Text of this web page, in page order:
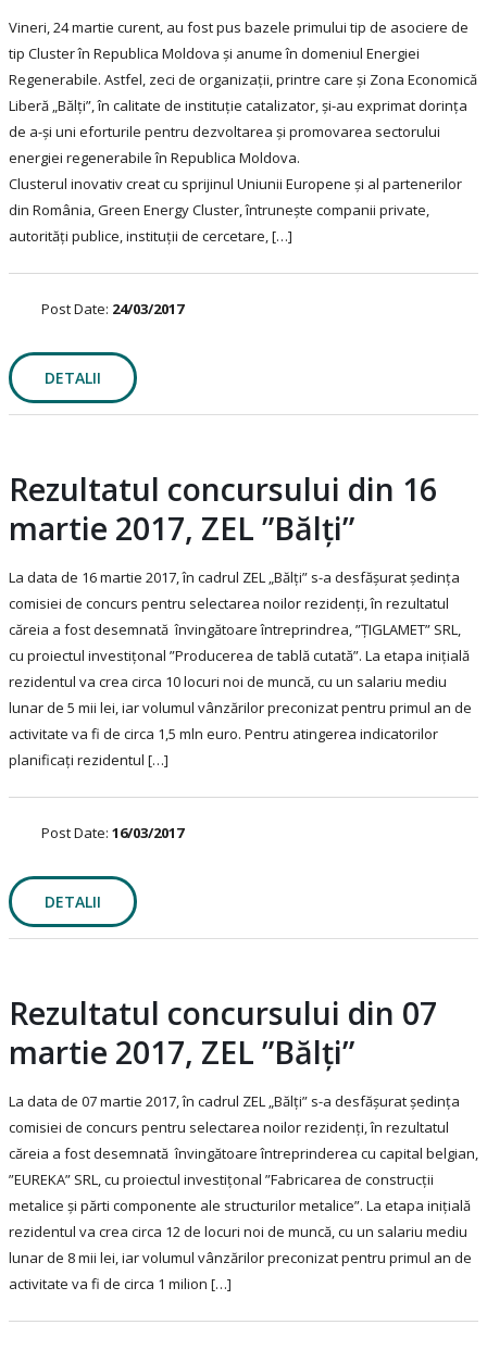
Vineri, 24 martie curent, au fost pus bazele primului tip de asociere de
tip Cluster în Republica Moldova și anume în domeniul Energiei
Regenerabile. Astfel, zeci de organizații, printre care și Zona Economică
Liberă „Bălți”, în calitate de instituție catalizator, și-au exprimat dorința
de a-și uni eforturile pentru dezvoltarea și promovarea sectorului
energiei regenerabile în Republica Moldova.
Clusterul inovativ creat cu sprijinul Uniunii Europene și al partenerilor
din România, Green Energy Cluster, întrunește companii private,
autorități publice, instituții de cercetare, […]
Post Date: 24/03/2017
DETALII
Rezultatul concursului din 16
martie 2017, ZEL ”Bălți”
La data de 16 martie 2017, în cadrul ZEL „Bălţi” s-a desfășurat ședința
comisiei de concurs pentru selectarea noilor rezidenți, în rezultatul
căreia a fost desemnată învingătoare întreprindrea, ”ȚIGLAMET” SRL,
cu proiectul investițonal ”Producerea de tablă cutată”. La etapa inițială
rezidentul va crea circa 10 locuri noi de muncă, cu un salariu mediu
lunar de 5 mii lei, iar volumul vânzărilor preconizat pentru primul an de
activitate va fi de circa 1,5 mln euro. Pentru atingerea indicatorilor
planificați rezidentul […]
Post Date: 16/03/2017
DETALII
Rezultatul concursului din 07
martie 2017, ZEL ”Bălți”
La data de 07 martie 2017, în cadrul ZEL „Bălţi” s-a desfășurat ședința
comisiei de concurs pentru selectarea noilor rezidenți, în rezultatul
căreia a fost desemnată învingătoare întreprinderea cu capital belgian,
”EUREKA” SRL, cu proiectul investițonal ”Fabricarea de construcții
metalice și părti componente ale structurilor metalice”. La etapa inițială
rezidentul va crea circa 12 de locuri noi de muncă, cu un salariu mediu
lunar de 8 mii lei, iar volumul vânzărilor preconizat pentru primul an de
activitate va fi de circa 1 milion […]